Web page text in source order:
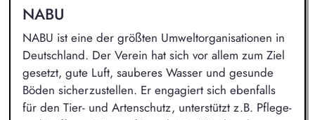
NABU
NABU ist eine der größten Umweltorganisationen in
Deutschland. Der Verein hat sich vor allem zum Ziel
gesetzt, gute Luft, sauberes Wasser und gesunde
Böden sicherzustellen. Er engagiert sich ebenfalls
für den Tier- und Artenschutz, unterstützt z.B. Pflege-